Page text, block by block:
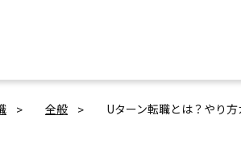
全般 Uターン転職とは？やり